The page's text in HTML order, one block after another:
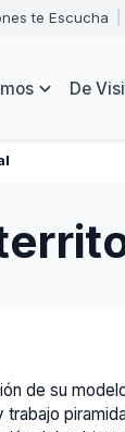
Abrir
menú
te Escucha
De
de su